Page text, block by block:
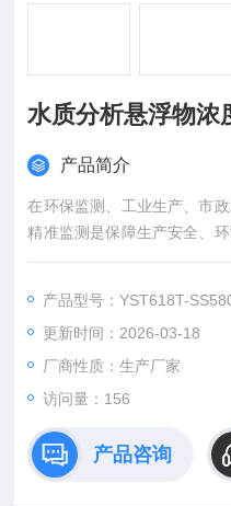
水质分析悬浮物浓
产品简介
在环保监测、工业生产、市
精准监测是保障生产安全、
宁新锐鹏环保科技有限公司
术实力，推出的在线水质分
00系列）
产品型号：YST618T-
更新时间：2026-03-18
厂商性质：生产厂家
访问量：156
产品咨询